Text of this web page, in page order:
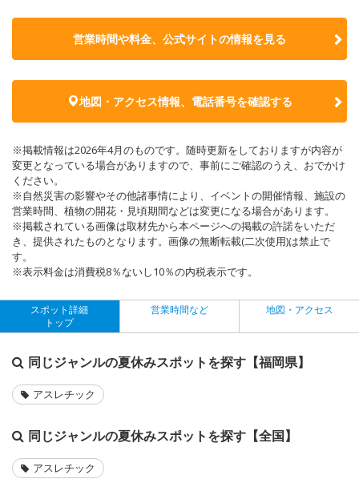
営業時間や料金、公式サイトの情報を見る
地図・アクセス情報、電話番号を確認する
※掲載情報は2026年4月のものです。随時更新をしておりますが内容が
変更となっている場合がありますので、事前にご確認のうえ、おでかけ
ください。
※自然災害の影響やその他諸事情により、イベントの開催情報、施設の
営業時間、植物の開花・見頃期間などは変更になる場合があります。
※掲載されている画像は取材先から本ページへの掲載の許諾をいただ
き、提供されたものとなります。画像の無断転載(二次使用)は禁止で
す。
※表示料金は消費税8％ないし10％の内税表示です。
スポット詳細
トップ
営業時間など 地図・アクセス
同じジャンルの夏休みスポットを探す【福岡県】
アスレチック
同じジャンルの夏休みスポットを探す【全国】
アスレチック